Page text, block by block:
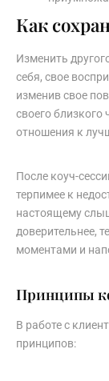
Как
Изменить
себя, свое
изменив свое
своего близкого
отношения к
После коуч-
терпимее к
настоящему
доверительнее,
моментами и
Принципы
В работе с
принципов: